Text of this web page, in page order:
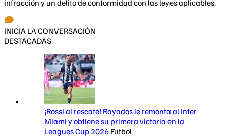
infracción y un delito de conformidad con las leyes aplicables.
INICIA LA CONVERSACIÓN
DESTACADAS
¡Rossi al rescate! Rayados le remonta al Inter
Miami y obtiene su primera victoria en la
Leagues Cup 2026 Futbol